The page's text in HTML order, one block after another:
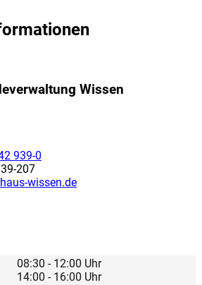
Wissen
939-0
207
wissen.de
08:30 - 12:00 Uhr
14:00 - 16:00 Uhr